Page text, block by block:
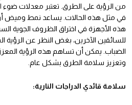
من الرؤية على الطرق. تعتبر معدلات
في مثل هذه الحالات. يساعد نمط وميض أو
هذه الأجهزة في اختراق الظروف الجوية
للسائقين الآخرين، بغض النظر عن الرؤية
الضباب. يمكن أن تساهم هذه الرؤية
وتعزيز سلامة الطرق بشكل عام.
سلامة قائدي الدراجات النارية: